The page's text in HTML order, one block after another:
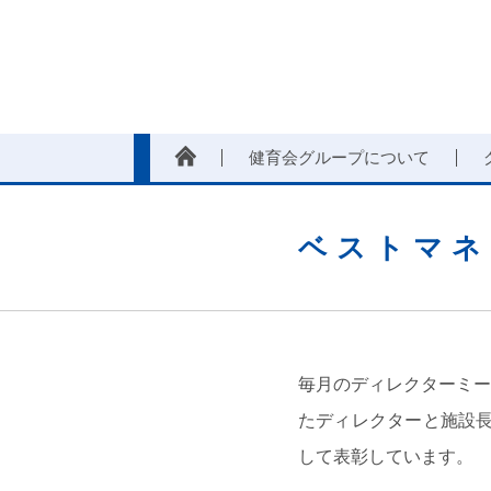
健育会グループについて
ベストマ
毎月のディレクターミ
たディレクターと施設
して表彰しています。